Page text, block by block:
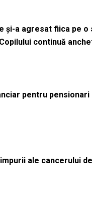
și-a agresat fiica pe
continuă
pentru pensionari
ale cancerului